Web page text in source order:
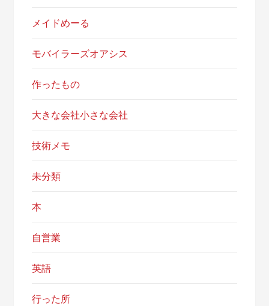
メイドめーる
モバイラーズオアシス
作ったもの
大きな会社小さな会社
技術メモ
未分類
本
自営業
英語
行った所